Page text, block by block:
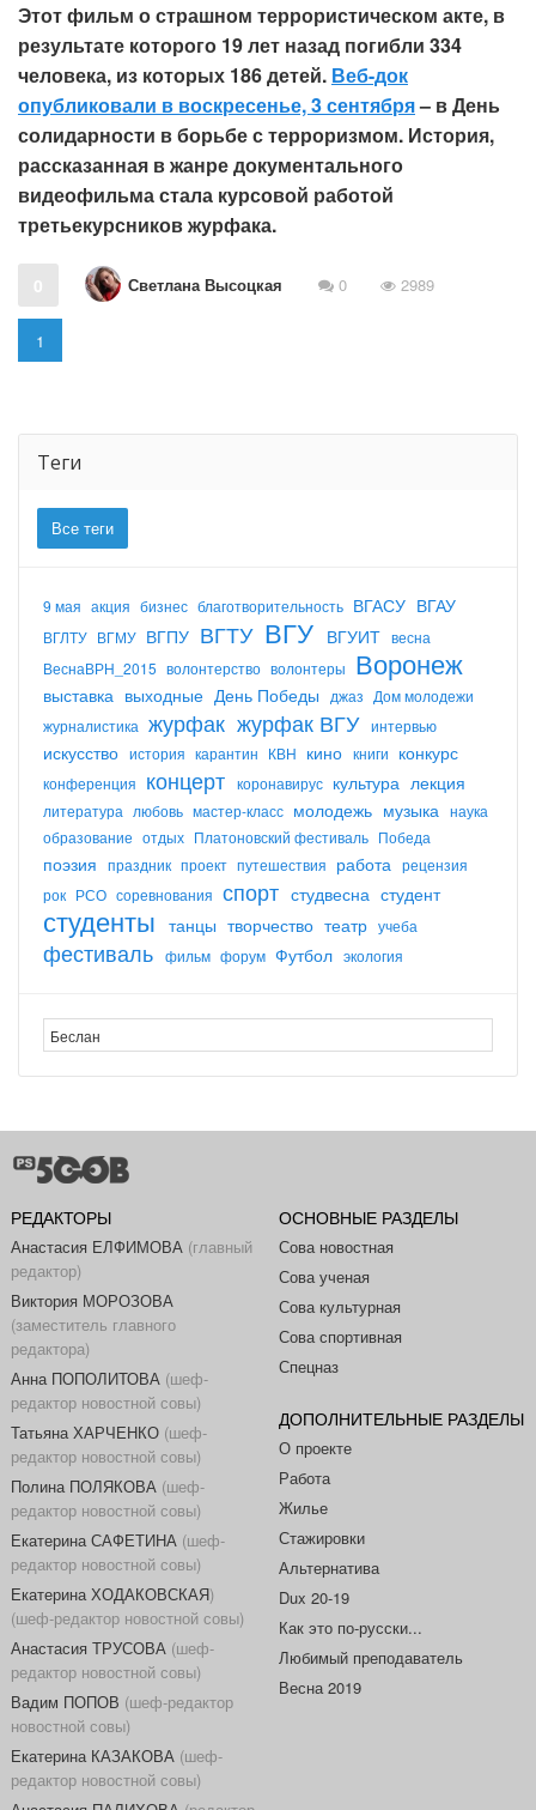
Этот фильм о страшном террористическом акте, в
результате которого 19 лет назад погибли 334
человека, из которых 186 детей. Веб-док
опубликовали в воскресенье, 3 сентября– в День
солидарности в борьбе с терроризмом. История,
рассказанная в жанре документального
видеофильма стала курсовой работой
третьекурсников журфака.
0 Светлана Высоцкая 0 2989
1
Теги
Все теги
9 мая акция бизнес благотворительность ВГАСУ ВГАУ
ВГЛТУ ВГМУ ВГПУ ВГТУ ВГУ ВГУИТ весна
ВеснаВРН_2015 волонтерство волонтеры Воронеж
выставка выходные День Победы джаз Дом молодежи
журналистика журфак журфак ВГУ интервью
искусство история карантин КВН кино книги конкурс
конференция концерт коронавирус культура лекция
литература любовь мастер-класс молодежь музыка наука
образование отдых Платоновский фестиваль Победа
поэзия праздник проект путешествия работа рецензия
рок РСО соревнования спорт студвесна студент
студенты танцы творчество театр учеба
фестиваль фильм форум Футбол экология
РЕДАКТОРЫ
Анастасия ЕЛФИМОВА(главный
редактор)
Виктория МОРОЗОВА
(заместитель главного
редактора)
Анна ПОПОЛИТОВА(шеф-
редактор новостной совы)
Татьяна ХАРЧЕНКО(шеф-
редактор новостной совы)
Полина ПОЛЯКОВА(шеф-
редактор новостной совы)
Екатерина САФЕТИНА(шеф-
редактор новостной совы)
Екатерина ХОДАКОВСКАЯ)
(шеф-редактор новостной совы)
Анастасия ТРУСОВА(шеф-
редактор новостной совы)
Вадим ПОПОВ (шеф-редактор
новостной совы)
Екатерина КАЗАКОВА(шеф-
редактор новостной совы)
ОСНОВНЫЕ РАЗДЕЛЫ
Сова новостная
Сова ученая
Сова культурная
Сова спортивная
Спецназ
ДОПОЛНИТЕЛЬНЫЕ РАЗДЕЛЫ
О проекте
Работа
Жилье
Стажировки
Альтернатива
Dux 20-19
Как это по-русски...
Любимый преподаватель
Весна 2019